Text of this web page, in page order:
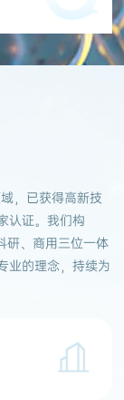
，已获得高新技
认证。我们构
研、商用三位一体
业的理念，持续为